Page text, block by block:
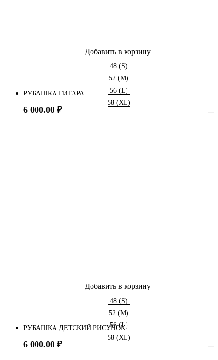
48 (S)
52 (M)
56 (L)
58 (XL)
РУБАШКА ГИТАРА
6 000.00 ₽
Добавить в корзину
48 (S)
52 (M)
56 (L)
58 (XL)
РУБАШКА ДЕТСКИЙ РИСУНОК
6 000.00 ₽
Добавить в корзину